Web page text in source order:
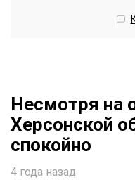
Несмотря на
Херсонской
спокойно
4 года назад